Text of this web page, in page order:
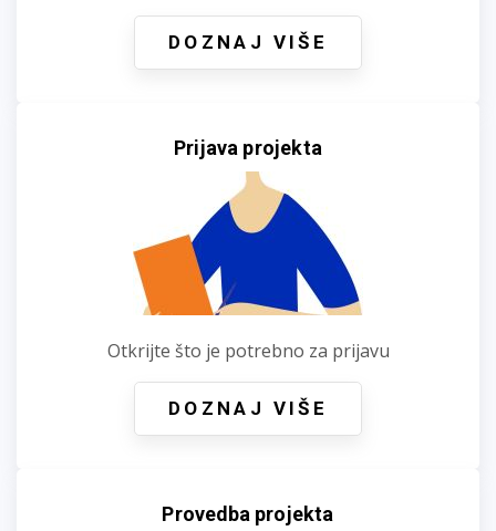
DOZNAJ VIŠE
Prijava projekta
Otkrijte što je potrebno za prijavu
DOZNAJ VIŠE
Provedba projekta